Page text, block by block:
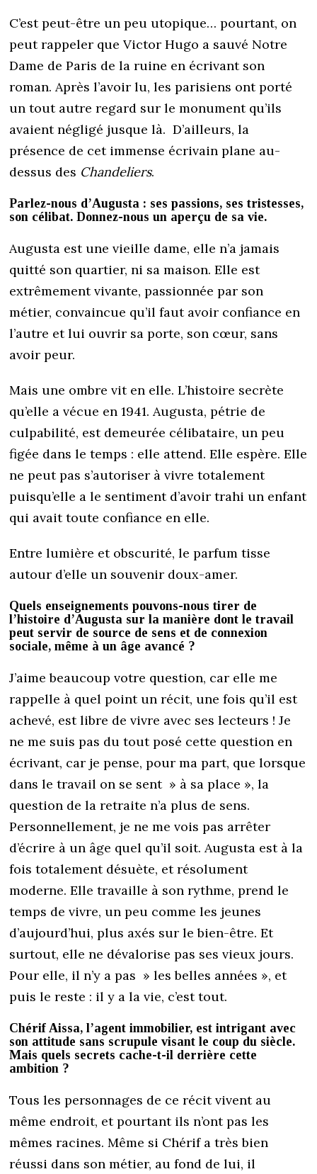
C’est peut-être un peu utopique… pourtant, on
peut rappeler que Victor Hugo a sauvé Notre
Dame de Paris de la ruine en écrivant son
roman. Après l’avoir lu, les parisiens ont porté
un tout autre regard sur le monument qu’ils
avaient négligé jusque là. D’ailleurs, la
présence de cet immense écrivain plane au-
dessus des Chandeliers.
Parlez-nous d’Augusta : ses passions, ses tristesses,
son célibat. Donnez-nous un aperçu de sa vie.
Augusta est une vieille dame, elle n’a jamais
quitté son quartier, ni sa maison. Elle est
extrêmement vivante, passionnée par son
métier, convaincue qu’il faut avoir confiance en
l’autre et lui ouvrir sa porte, son cœur, sans
avoir peur.
Mais une ombre vit en elle. L’histoire secrète
qu’elle a vécue en 1941. Augusta, pétrie de
culpabilité, est demeurée célibataire, un peu
figée dans le temps : elle attend. Elle espère. Elle
ne peut pas s’autoriser à vivre totalement
puisqu’elle a le sentiment d’avoir trahi un enfant
qui avait toute confiance en elle.
Entre lumière et obscurité, le parfum tisse
autour d’elle un souvenir doux-amer.
Quels enseignements pouvons-nous tirer de
l’histoire d’Augusta sur la manière dont le travail
peut servir de source de sens et de connexion
sociale, même à un âge avancé ?
J’aime beaucoup votre question, car elle me
rappelle à quel point un récit, une fois qu’il est
achevé, est libre de vivre avec ses lecteurs ! Je
ne me suis pas du tout posé cette question en
écrivant, car je pense, pour ma part, que lorsque
dans le travail on se sent » à sa place », la
question de la retraite n’a plus de sens.
Personnellement, je ne me vois pas arrêter
d’écrire à un âge quel qu’il soit. Augusta est à la
fois totalement désuète, et résolument
moderne. Elle travaille à son rythme, prend le
temps de vivre, un peu comme les jeunes
d’aujourd’hui, plus axés sur le bien-être. Et
surtout, elle ne dévalorise pas ses vieux jours.
Pour elle, il n’y a pas » les belles années », et
puis le reste : il y a la vie, c’est tout.
Chérif Aissa, l’agent immobilier, est intrigant avec
son attitude sans scrupule visant le coup du siècle.
Mais quels secrets cache-t-il derrière cette
ambition ?
Tous les personnages de ce récit vivent au
même endroit, et pourtant ils n’ont pas les
mêmes racines. Même si Chérif a très bien
réussi dans son métier, au fond de lui, il